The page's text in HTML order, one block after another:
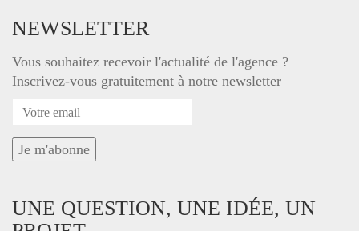
NEWSLETTER
Vous souhaitez recevoir l'actualité de l'agence ?
Inscrivez-vous gratuitement à notre newsletter
UNE QUESTION, UNE IDÉE, UN